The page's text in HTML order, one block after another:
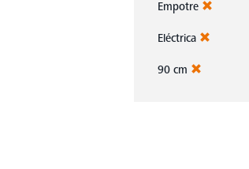
Empotre
Eléctrica
90 cm